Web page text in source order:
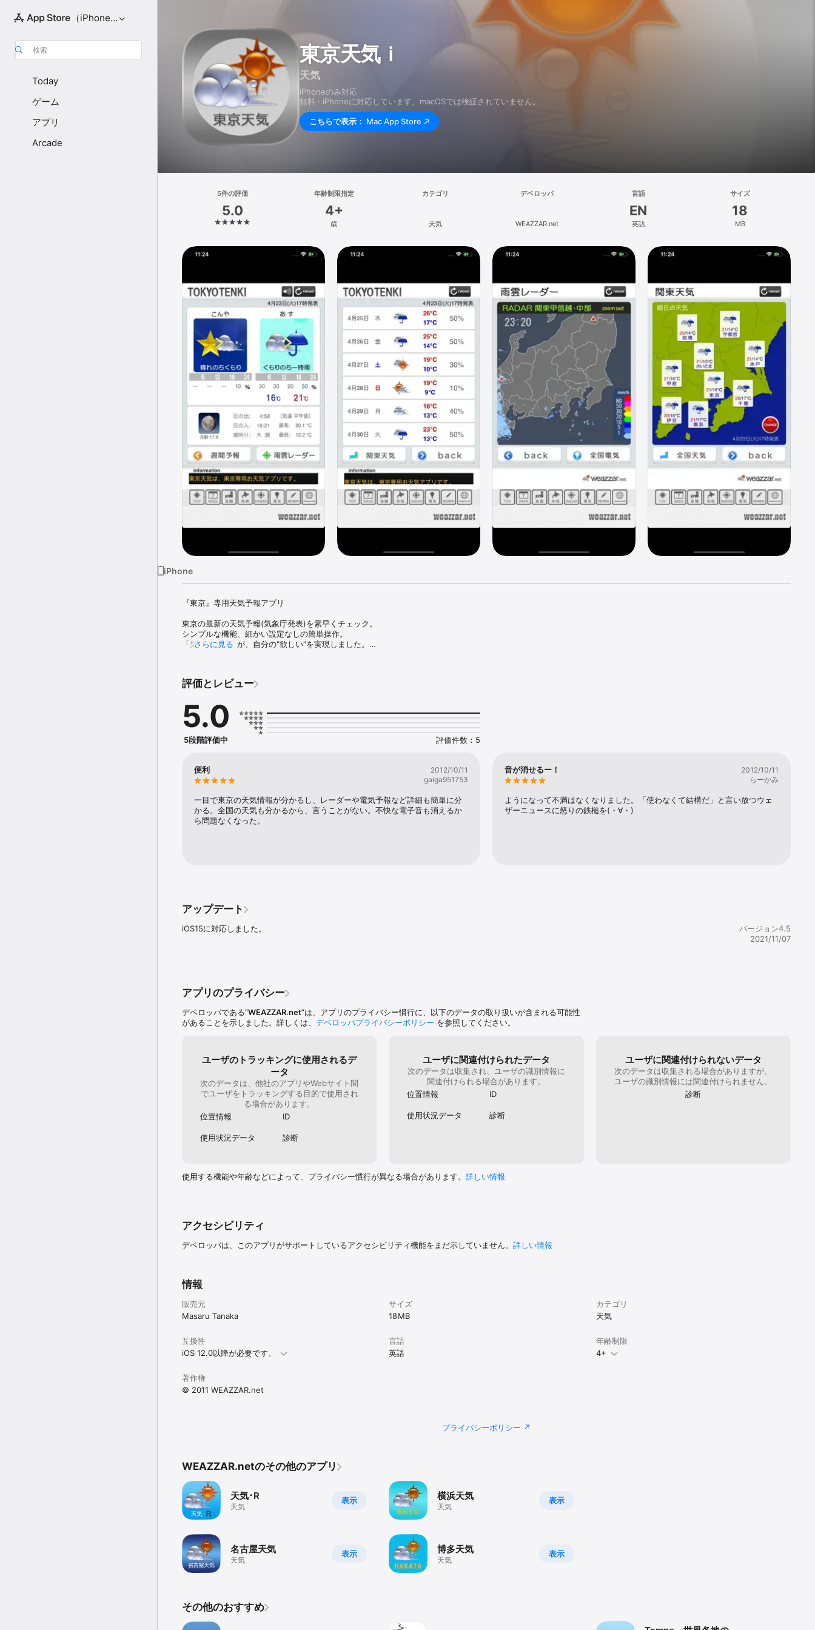
（iPhone向け）
検索
Today
ゲーム
アプリ
Arcade
東京天気ｉ
天気
iPhoneのみ対応
無料 · iPhoneに対応しています。macOSでは検証されていません。
こちらで表示： Mac App Store
5件の評価
5.0
年齢制限指定
4+
歳
カテゴリ
天気
デベロッパ
WEAZZAR.net
言語
EN
英語
サイズ
18
MB
iPhone
『東京』専用天気予報アプリ
東京の最新の天気予報(気象庁発表)を素早くチェック。
シンプルな機能、細かい設定なしの簡単操作。
「気象予報士」が、自分の"欲しい"を実現しました。
・週間天気予報（毎日5時 11時 17時に気象庁が発表）
・月齢、潮回り、日の出、日の入り
・気温の平年値
・電力使用率（1時間ごとに各電力会社が発表）
■使用方法
また、画面右上部のボタンで、手動で最新の情報に更新することが出来ます。
さらに見る
評価とレビュー
5.0
5段階評価中 評価件数：5
便利
2012/10/11
gaiga951753
一目で東京の天気情報が分かるし、レーダーや電気予報など詳細も簡単に分
かる。全国の天気も分かるから、言うことがない。不快な電子音も消えるか
ら問題なくなった。
音が消せるー！
2012/10/11
らーかみ
ようになって不満はなくなりました。「使わなくて結構だ」と言い放つウェ
ザーニュースに怒りの鉄槌を(・∀・)
アップデート
iOS15に対応しました。
バージョン4.5
2021/11/07
アプリのプライバシー
デベロッパである“WEAZZAR.net”は、アプリのプライバシー慣行に、以下のデータの取り扱いが含まれる可能性
があることを示しました。詳しくは、 デベロッパプライバシーポリシー を参照してください。
ユーザのトラッキングに使用されるデ
ータ
次のデータは、他社のアプリやWebサイト間
でユーザをトラッキングする目的で使用され
る場合があります。
位置情報
ID
使用状況データ 診断
ユーザに関連付けられたデータ
次のデータは収集され、ユーザの識別情報に
関連付けられる場合があります。
位置情報
ID
使用状況データ 診断
ユーザに関連付けられないデータ
次のデータは収集される場合がありますが、
ユーザの識別情報には関連付けられません。
診断
使用する機能や年齢などによって、プライバシー慣行が異なる場合があります。 詳しい情報
アクセシビリティ
デベロッパは、このアプリがサポートしているアクセシビリティ機能をまだ示していません。 詳しい情報
情報
販売元
Masaru Tanaka
サイズ
18 MB
カテゴリ
天気
互換性
iOS 12.0以降が必要です。
言語
英語
年齢制限
4+
著作権
© 2011 WEAZZAR.net
プライバシーポリシー
WEAZZAR.netのその他のアプリ
表示
天気･R
天気
表示
名古屋天気
天気
表示
横浜天気
天気
表示
博多天気
天気
その他のおすすめ